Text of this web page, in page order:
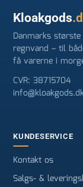
Kloakgods
Danmarks
regnvand – til
få varerne i
CVR: 38715704
KUNDESERVICE
Kontakt os
Salgs- &